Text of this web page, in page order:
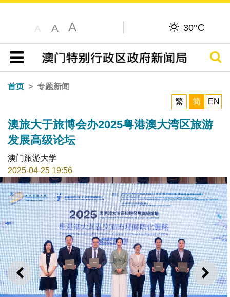
A A A 30°C
目录
搜寻
首页
专题新闻
繁
简 EN
澳旅大于旅博会办2025粤港澳大湾区旅游
发展高级论坛
澳门旅游大学
2025-04-25 19:56
上一则 下一
澳旅